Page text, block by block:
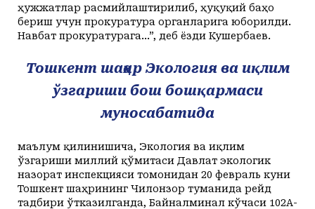
ҳужжатлар расмийлаштирилиб, ҳуқуқий баҳо
бериш учун прокуратура органларига юборилди.
Навбат прокуратурага…”, деб ёзди Кушербаев.
Тошкент шаҳар Экология ва иқлим
ўзгариши бош бошқармаси
муносабатида
маълум қилинишича, Экология ва иқлим
ўзгариши миллий қўмитаси Давлат экологик
назорат инспекцияси томонидан 20 февраль куни
Тошкент шаҳрининг Чилонзор туманида рейд
тадбири ўтказилганда, Байналминал кўчаси 102А-